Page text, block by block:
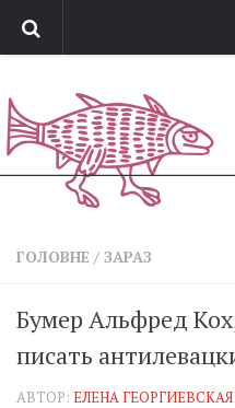
Обратная связь
Поддержать сайт
Зараз
Позиція
ГОЛОВНЕ / ЗАРАЗ
Бумер Альфред
писать
АВТОР: ЕЛЕНА ГЕОРГИЕВСКАЯ